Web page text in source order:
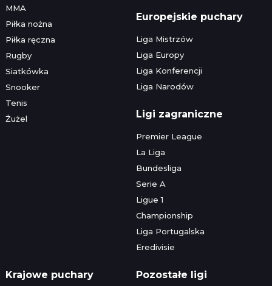
MMA
Piłka nożna
Piłka ręczna
Rugby
Siatkówka
Snooker
Tenis
Żużel
Europejskie puchary
Liga Mistrzów
Liga Europy
Liga Konferencji
Liga Narodów
Ligi zagraniczne
Premier League
La Liga
Bundesliga
Serie A
Ligue 1
Championship
Liga Portugalska
Eredivisie
Krajowe puchary Pozostałe ligi